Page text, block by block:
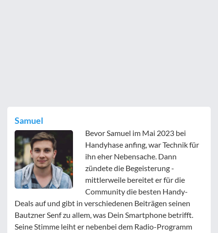
Samuel
Bevor Samuel im Mai 2023 bei
Handyhase anfing, war Technik für
ihn eher Nebensache. Dann
zündete die Begeisterung -
mittlerweile bereitet er für die
Community die besten Handy-
Deals auf und gibt in verschiedenen Beiträgen seinen
Bautzner Senf zu allem, was Dein Smartphone betrifft.
Seine Stimme leiht er nebenbei dem Radio-Programm